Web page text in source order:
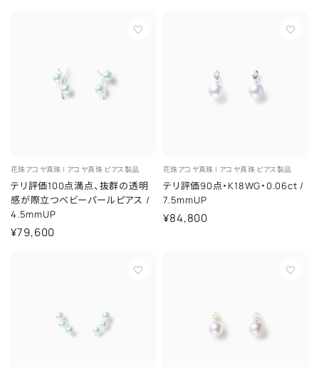
花珠アコヤ真珠 | アコヤ真珠 ピアス製品
テリ評価100点満点、抜群の透明
感が際立つベビーパールピアス /
4.5mmUP
¥79,600
花珠アコヤ真珠 | アコヤ真珠 ピアス製品
テリ評価90点・K18WG・0.06ct /
7.5mmUP
¥84,800